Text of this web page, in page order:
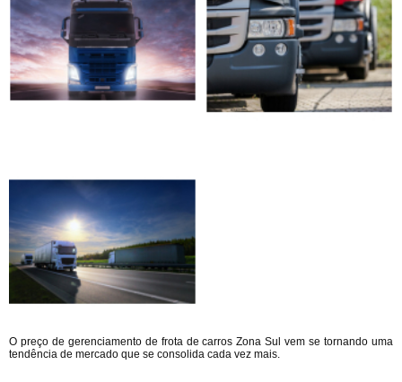
O preço de gerenciamento de frota de carros Zona Sul vem se tornando uma
tendência de mercado que se consolida cada vez mais.